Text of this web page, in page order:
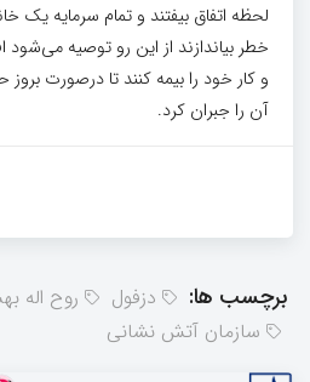
لحظه اتفاق بیفتند و تمام سرمایه یک
خطر بیاندازند از این رو توصیه
و کار خود را بیمه کنند تا درصورت
آن را جبران کرد.
برچسب ها: دزفول
روح اله
سازمان آتش نشانی